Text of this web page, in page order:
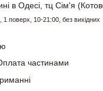
в Одесі, тц Сім'я
1 поверх, 10-21:00, без вихідних
частинами